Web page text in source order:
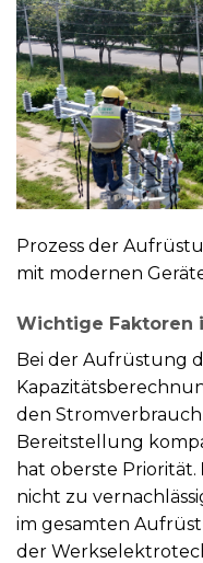
Prozess der
mit modernen
Wichtige Faktoren
Bei der Aufrüstung
den
Bereitstellung
hat oberste Priorität.
nicht zu
im gesamten
der